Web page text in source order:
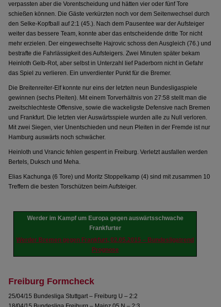
verpassten aber die Vorentscheidung und hätten vier oder fünf Tore
schießen können. Die Gäste verkürzten noch vor dem Seitenwechsel durch
den Selke-Kopfball auf 2:1 (45.). Nach dem Pausentee war der Aufsteiger
weiter das bessere Team, konnte aber das entscheidende dritte Tor nicht
mehr erzielen. Der eingewechselte Hajrovic schoss den Ausgleich (76.) und
bestrafte die Fahrlässigkeit des Aufsteigers. Zwei Minuten später bekam
Heinloth Gelb-Rot, aber selbst in Unterzahl lief Paderborn nicht in Gefahr
das Spiel zu verlieren. Ein unverdienter Punkt für die Bremer.
Die Breitenreiter-Elf konnte nur eins der letzten neun Bundesligaspiele
gewinnen (sechs Pleiten). Mit einem Torverhältnis von 27:58 stellt man die
zweitschlechteste Offensive, sowie die wackeligste Defensive nach Bremen
und Frankfurt. Die letzten vier Auswärtsspiele wurden alle zu Null verloren.
Mit zwei Siegen, vier Unentschieden und neun Pleiten in der Fremde ist nur
Hamburg auswärts noch schwächer.
Heinloth und Vrancic fehlen gesperrt in Freiburg. Verletzt ausfallen werden
Bertels, Duksch und Meha.
Elias Kachunga (6 Tore) und Moritz Stoppelkamp (4) sind mit zusammen 10
Treffern die besten Torschützen beim Aufsteiger.
Werder im Kampf um Europa gegen auswärtsschwache
Frankfurter
Werder Bremen gegen Frankfurt, 02.05.2015 – Bundesligatrend
Prognose
Freiburg Formcheck
25/04/15 Bundesliga Stuttgart – Freiburg U – 2:2